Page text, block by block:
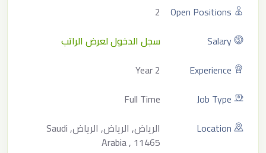
Open Positions
2
Salary
سجل الدخول لعرض الراتب
Experience
2 Year
Job Type
Full Time
Location
الرياض, الرياض, الرياض, Saudi
Arabia , 11465